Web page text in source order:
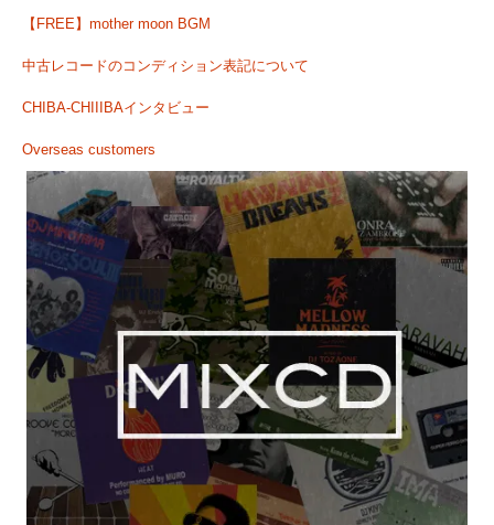
【FREE】mother moon BGM
中古レコードのコンディション表記について
CHIBA-CHIIIBAインタビュー
Overseas customers